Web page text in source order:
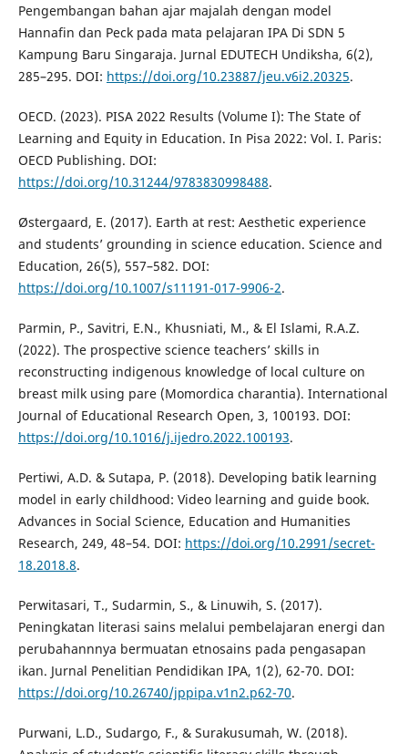
Pengembangan bahan ajar majalah dengan model
Hannafin dan Peck pada mata pelajaran IPA Di SDN 5
Kampung Baru Singaraja. Jurnal EDUTECH Undiksha, 6(2),
285–295. DOI: https://doi.org/10.23887/jeu.v6i2.20325.
OECD. (2023). PISA 2022 Results (Volume I): The State of
Learning and Equity in Education. In Pisa 2022: Vol. I. Paris:
OECD Publishing. DOI:
https://doi.org/10.31244/9783830998488.
Østergaard, E. (2017). Earth at rest: Aesthetic experience
and students’ grounding in science education. Science and
Education, 26(5), 557–582. DOI:
https://doi.org/10.1007/s11191-017-9906-2.
Parmin, P., Savitri, E.N., Khusniati, M., & El Islami, R.A.Z.
(2022). The prospective science teachers’ skills in
reconstructing indigenous knowledge of local culture on
breast milk using pare (Momordica charantia). International
Journal of Educational Research Open, 3, 100193. DOI:
https://doi.org/10.1016/j.ijedro.2022.100193.
Pertiwi, A.D. & Sutapa, P. (2018). Developing batik learning
model in early childhood: Video learning and guide book.
Advances in Social Science, Education and Humanities
Research, 249, 48–54. DOI: https://doi.org/10.2991/secret-
18.2018.8.
Perwitasari, T., Sudarmin, S., & Linuwih, S. (2017).
Peningkatan literasi sains melalui pembelajaran energi dan
perubahannnya bermuatan etnosains pada pengasapan
ikan. Jurnal Penelitian Pendidikan IPA, 1(2), 62-70. DOI:
https://doi.org/10.26740/jppipa.v1n2.p62-70.
Purwani, L.D., Sudargo, F., & Surakusumah, W. (2018).